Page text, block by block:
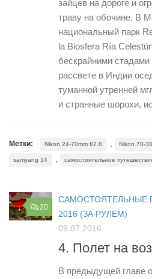
зайцев на дороге и
траву на обочине. В
национальный парк
la Biosfera Ría
бескрайними
рассвете в Индии
туманной утренней
и странные шорохи,
Метки: Nikon 24-70mm f/2.8 Nikon 70-
samyang 14 самостоятельное
20
САМОСТОЯТЕЛЬНЫЕ
2016 (ЗА РУЛЕМ)
09.07.2016
4. Полет на
В предыдущей главе